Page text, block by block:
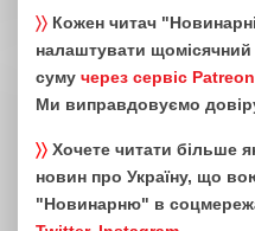
〉〉 Кожен читач
налаштувати щомісячний
суму через сервіс Patreon
Ми виправдовуємо
〉〉 Хочете читати більше
новин про Україну, що
"Новинарню" в